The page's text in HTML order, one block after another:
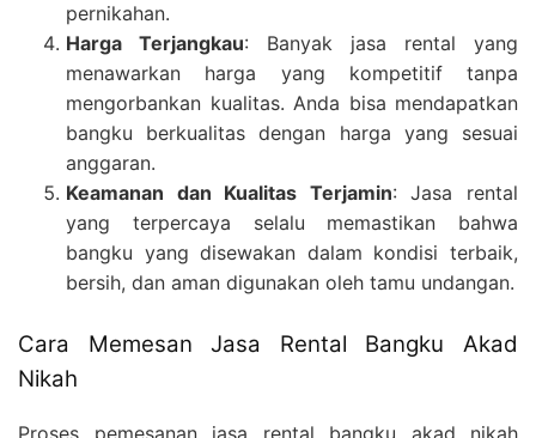
pernikahan.
Harga Terjangkau: Banyak jasa rental yang
menawarkan harga yang kompetitif tanpa
mengorbankan kualitas. Anda bisa mendapatkan
bangku berkualitas dengan harga yang sesuai
anggaran.
Keamanan dan Kualitas Terjamin: Jasa rental
yang terpercaya selalu memastikan bahwa
bangku yang disewakan dalam kondisi terbaik,
bersih, dan aman digunakan oleh tamu undangan.
Cara Memesan Jasa Rental Bangku Akad
Nikah